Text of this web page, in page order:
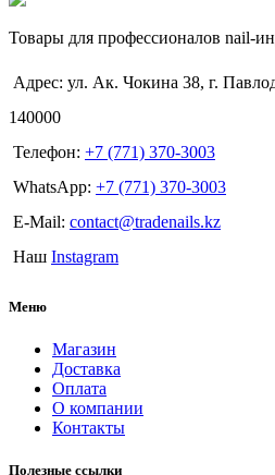
Товары для профессионалов nail-
Адрес: ул. Ак. Чокина 38, г.
140000
Телефон: +7 (771) 370-3003
WhatsApp: +7 (771) 370-3003
E-Mail: contact@tradenails.kz
Наш Instagram
Меню
Магазин
Доставка
Оплата
О компании
Контакты
Полезные ссылки